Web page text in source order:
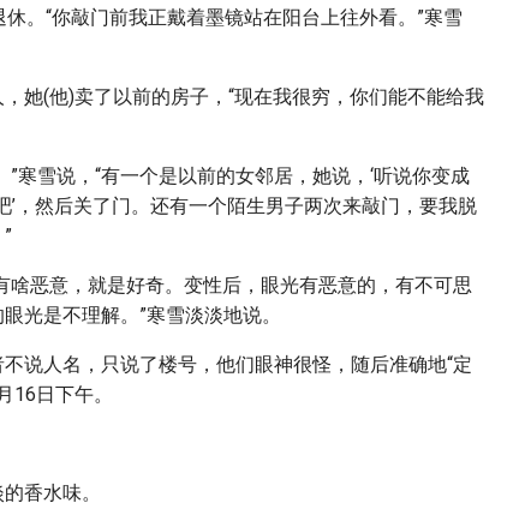
。“你敲门前我正戴着墨镜站在阳台上往外看。”寒雪
她(他)卖了以前的房子，“现在我很穷，你们能不能给我
寒雪说，“有一个是以前的女邻居，她说，‘听说你变成
’，然后关了门。还有一个陌生男子两次来敲门，要我脱
啥恶意，就是好奇。变性后，眼光有恶意的，有不可思
光是不理解。”寒雪淡淡地说。
说人名，只说了楼号，他们眼神很怪，随后准确地“定
16日下午。
香水味。